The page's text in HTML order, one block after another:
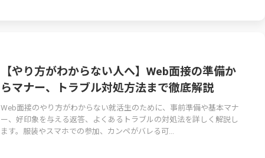
【やり方がわからない人へ】Web面接の準備か
らマナー、トラブル対処方法まで徹底解説
Web面接のやり方がわからない就活生のために、事前準備や基本マナ
ー、好印象を与える返答、よくあるトラブルの対処法を詳しく解説し
ます。服装やスマホでの参加、カンペがバレる可...